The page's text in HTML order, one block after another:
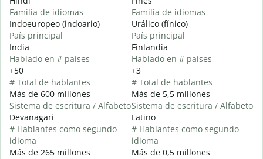
Familia de idiomas
Indoeuropeo (indoario)
País principal
India
Hablado en # países
+50
# Total de hablantes
Más de 600 millones
Sistema de escritura / Alfabeto
Devanagari
# Hablantes como segundo
idioma
Más de 265 millones
Familia de idiomas
Urálico (fínico)
País principal
Finlandia
Hablado en # países
+3
# Total de hablantes
Más de 5,5 millones
Sistema de escritura / Alfabeto
Latino
# Hablantes como segundo
idioma
Más de 0,5 millones